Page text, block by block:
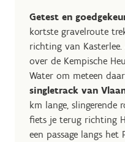
Getest en
kortste gravelroute
richting van
over de Kempische
Water om meteen
singletrack van
km lange, slingerende
fiets je terug richting
een passage langs het